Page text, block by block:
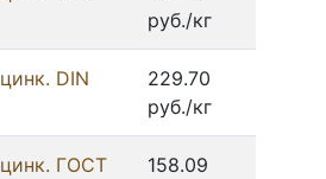
руб./кг
DIN
229.70
руб./кг
ГОСТ
158.09